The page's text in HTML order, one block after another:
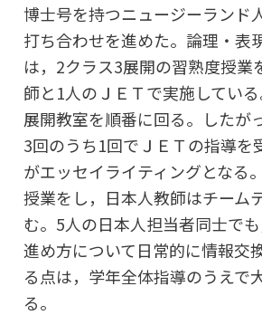
博士号を持つニュージーランド
打ち合わせを進めた。論理・表現
は，2クラス3展開の習熟度授業
師と1人のＪＥＴで実施してい
展開教室を順番に回る。したが
3回のうち1回でＪＥＴの指導を
がエッセイライティングとなる
授業をし，日本人教師はチーム
む。5人の日本人担当者同士で
進め方について日常的に情報交
る点は，学年全体指導のうえで